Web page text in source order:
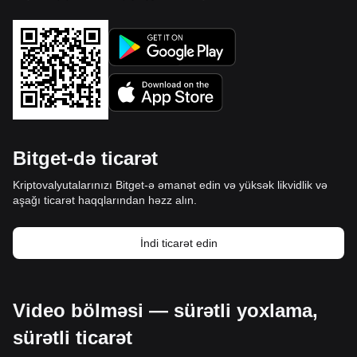
Bitget-də ticarət
Kriptovalyutalarınızı Bitget-ə əmanət edin və yüksək likvidlik və
aşağı ticarət haqqlarından həzz alın.
İndi ticarət edin
Video bölməsi — sürətli yoxlama,
sürətli ticarət